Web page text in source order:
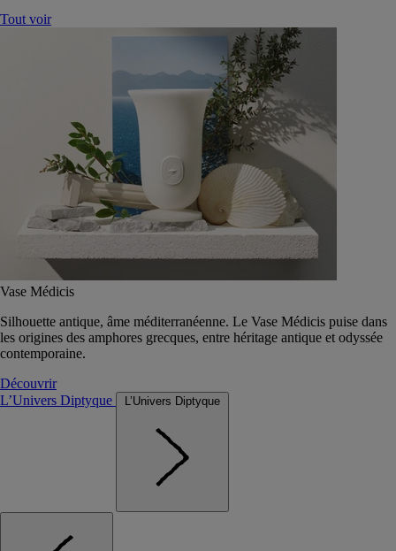
Tout voir
Vase Médicis
Silhouette antique, âme méditerranéenne. Le Vase Médicis puise dans
les origines des amphores grecques, entre héritage antique et odyssée
contemporaine.
Découvrir
L’Univers Diptyque
L’Univers Diptyque